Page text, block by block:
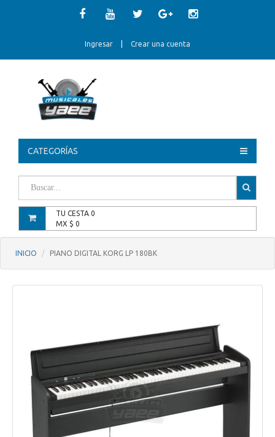
Ingresar Crear una cuenta
CATEGORÍAS
TU CESTA 0
MX $ 0
INICIO PIANO DIGITAL KORG LP 180BK